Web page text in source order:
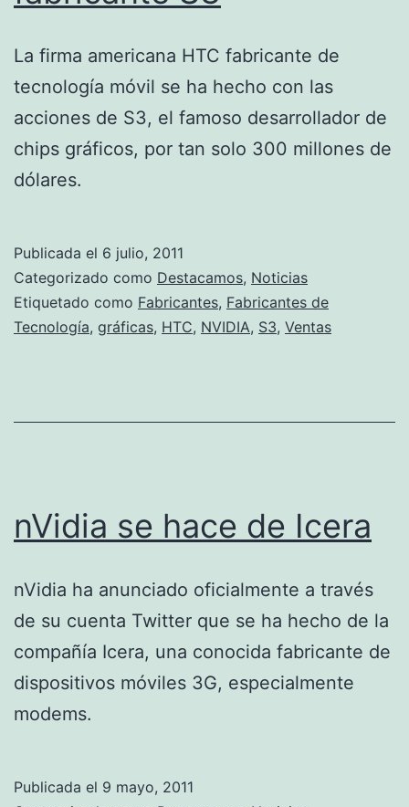
La firma americana HTC fabricante de
tecnología móvil se ha hecho con las
acciones de S3, el famoso desarrollador de
chips gráficos, por tan solo 300 millones de
dólares.
Publicada el 6 julio, 2011
Categorizado como Destacamos, Noticias
Etiquetado como Fabricantes, Fabricantes de
Tecnología, gráficas, HTC, NVIDIA, S3, Ventas
nVidia se hace de Icera
nVidia ha anunciado oficialmente a través
de su cuenta Twitter que se ha hecho de la
compañía Icera, una conocida fabricante de
dispositivos móviles 3G, especialmente
modems.
Publicada el 9 mayo, 2011